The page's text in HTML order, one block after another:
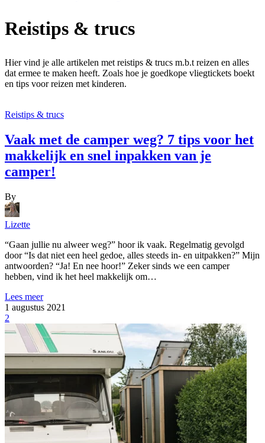
Reistips & trucs
Hier vind je alle artikelen met reistips & trucs m.b.t reizen en alles
dat ermee te maken heeft. Zoals hoe je goedkope vliegtickets boekt
en tips voor reizen met kinderen.
Reistips & trucs
Vaak met de camper weg? 7 tips voor het
makkelijk en snel inpakken van je
camper!
By
Lizette
“Gaan jullie nu alweer weg?” hoor ik vaak. Regelmatig gevolgd
door “Is dat niet een heel gedoe, alles steeds in- en uitpakken?” Mijn
antwoorden? “Ja! En nee hoor!” Zeker sinds we een camper
hebben, vind ik het heel makkelijk om…
Lees meer
1 augustus 2021
2